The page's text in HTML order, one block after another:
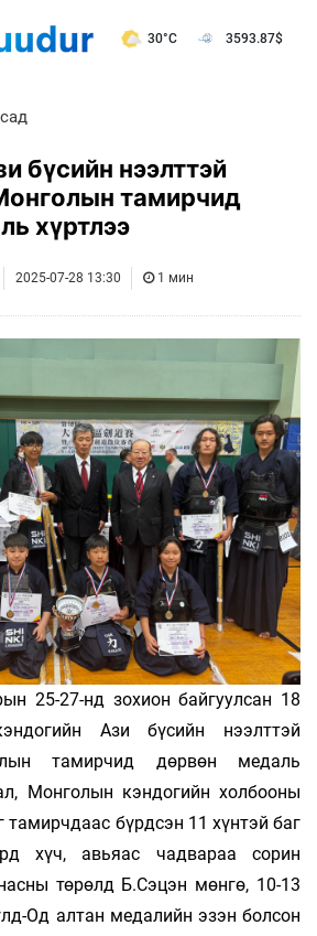
30°C 3593.87$
бүсийн нээлттэй
тамирчид
хүртлээ
2025-07-28 13:30 1 мин
25-27-нд зохион байгуулсан 18
Ази бүсийн нээлттэй
тамирчид дөрвөн медаль
Монголын кэндогийн холбооны
тамирчдаас бүрдсэн 11 хүнтэй баг
хүч, авьяас чадвараа сорин
төрөлд Б.Сэцэн мөнгө, 10-13
Од алтан медалийн эзэн болсон